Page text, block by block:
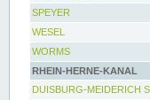
SPEYER
WESEL
WORMS
RHEIN-HERNE-KANAL
DUISBURG-MEIDERICH